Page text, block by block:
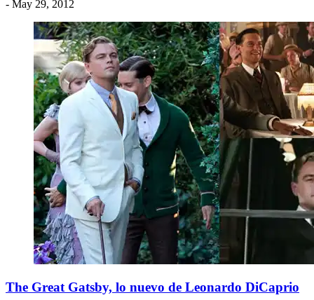
- May 29, 2012
The Great Gatsby, lo nuevo de Leonardo DiCaprio